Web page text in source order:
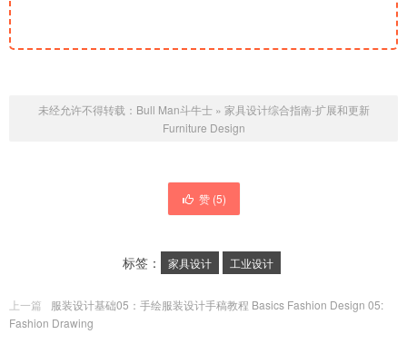
未经允许不得转载： Bull Man斗牛士» 家具设计综合指南-扩展和更新
Furniture Design
赞 (5)
标签： 家具设计 工业设计
上一篇
服装设计基础05：手绘服装设计手稿教程 Basics Fashion Design 05:
Fashion Drawing